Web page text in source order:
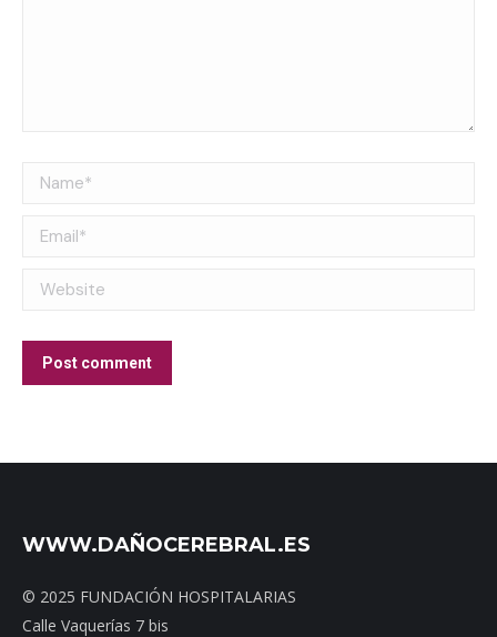
Name *
Email *
Website
Post comment
WWW.DAÑOCEREBRAL.ES
© 2025 FUNDACIÓN HOSPITALARIAS
Calle Vaquerías 7 bis